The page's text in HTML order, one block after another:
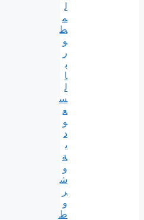
ل
م
ط
و
ر
ب
ا
ل
س
ع
و
د
ي
ة
و
ش
ر
و
ط